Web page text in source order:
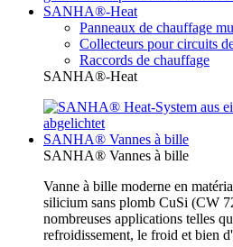
SANHA®-Heat
Panneaux de chauffage
Collecteurs pour circuits
Raccords de chauffage
SANHA®-Heat
SANHA® Vannes à bille
SANHA® Vannes à bille
Vanne à bille moderne en
silicium sans plomb CuSi (CW
nombreuses applications telles
refroidissement, le froid et bien